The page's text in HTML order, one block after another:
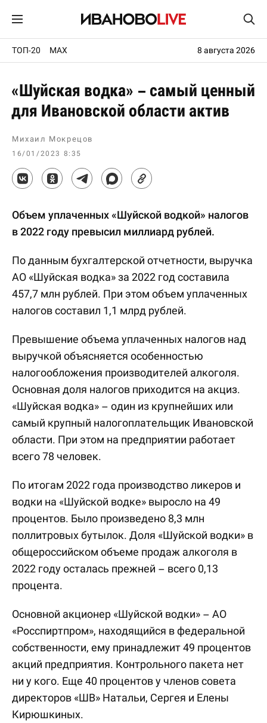
ТОП-20 MAX 8 августа 2026
«Шуйская водка» – самый ценный
для Ивановской области актив
Михаил Мокрецов
16/01/2023 8:35
Объем уплаченных «Шуйской водкой» налогов
в 2022 году превысил миллиард рублей.
По данным бухгалтерской отчетности, выручка
АО «Шуйская водка» за 2022 год составила
457,7 млн рублей. При этом объем уплаченных
налогов составил 1,1 млрд рублей.
Превышение объема уплаченных налогов над
выручкой объясняется особенностью
налогообложения производителей алкоголя.
Основная доля налогов приходится на акциз.
«Шуйская водка» – один из крупнейших или
самый крупный налогоплательщик Ивановской
области. При этом на предприятии работает
всего 78 человек.
По итогам 2022 года производство ликеров и
водки на «Шуйской водке» выросло на 49
процентов. Было произведено 8,3 млн
поллитровых бутылок. Доля «Шуйской водки» в
общероссийском объеме продаж алкоголя в
2022 году осталась прежней – всего 0,13
процента.
Основной акционер «Шуйской водки» – АО
«Росспиртпром», находящийся в федеральной
собственности, ему принадлежит 49 процентов
акций предприятия. Контрольного пакета нет
ни у кого. Еще 40 процентов у членов совета
директоров «ШВ» Натальи, Сергея и Елены
Кирюшкиных.